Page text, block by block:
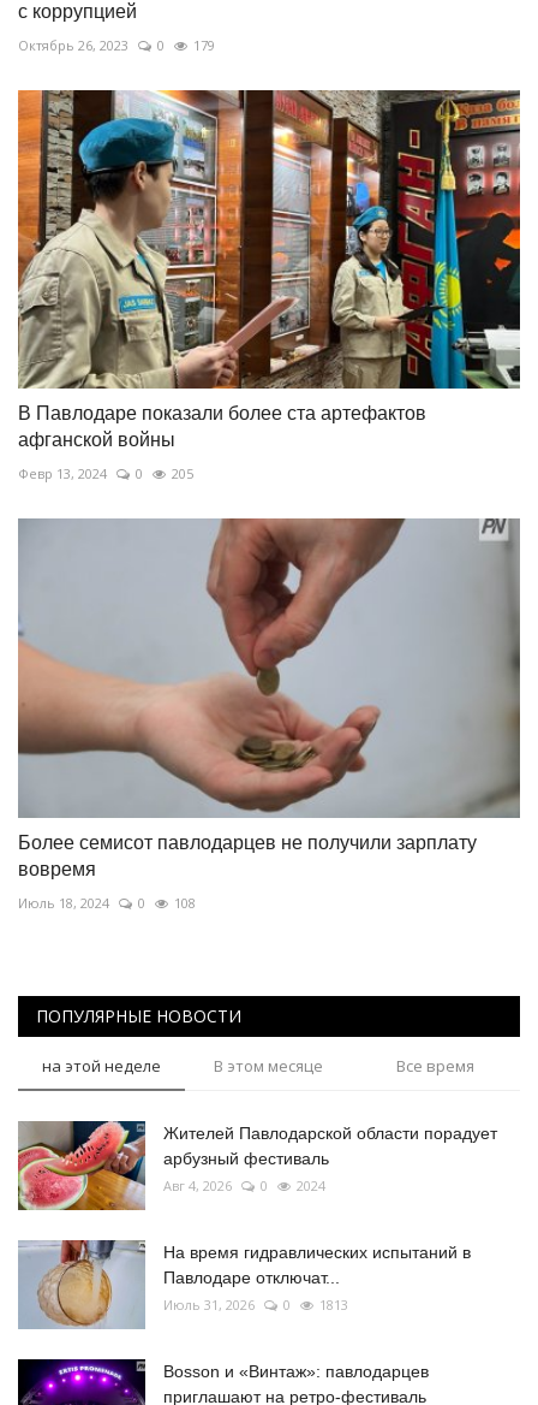
с коррупцией
Октябрь 26, 2023 0 179
В Павлодаре показали более ста артефактов
афганской войны
Февр 13, 2024 0 205
Более семисот павлодарцев не получили зарплату
вовремя
Июль 18, 2024 0 108
ПОПУЛЯРНЫЕ НОВОСТИ
на этой неделе В этом месяце Все время
Жителей Павлодарской области порадует
арбузный фестиваль
Авг 4, 2026 0 2024
На время гидравлических испытаний в
Павлодаре отключат...
Июль 31, 2026 0 1813
Bosson и «Винтаж»: павлодарцев
приглашают на ретро-фестиваль